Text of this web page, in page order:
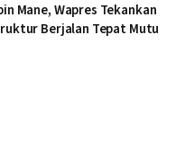
Mane, Wapres Tekankan
Berjalan Tepat Mutu